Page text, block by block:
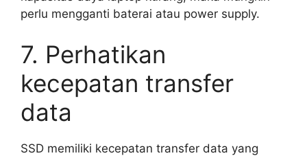
perlu mengganti baterai atau power supply.
7. Perhatikan
kecepatan transfer
data
SSD memiliki kecepatan transfer data yang